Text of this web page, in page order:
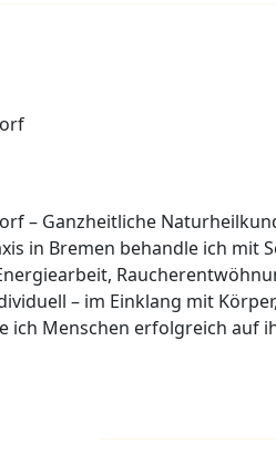
– Ganzheitliche
in Bremen behandle ich mit
– im Einklang mit
ich Menschen erfolgreich auf